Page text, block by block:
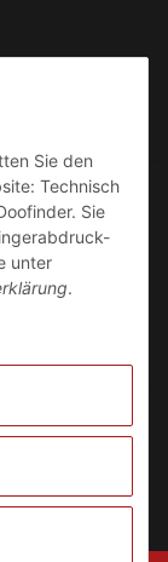
Sie den
Technisch
Sie
unter
.